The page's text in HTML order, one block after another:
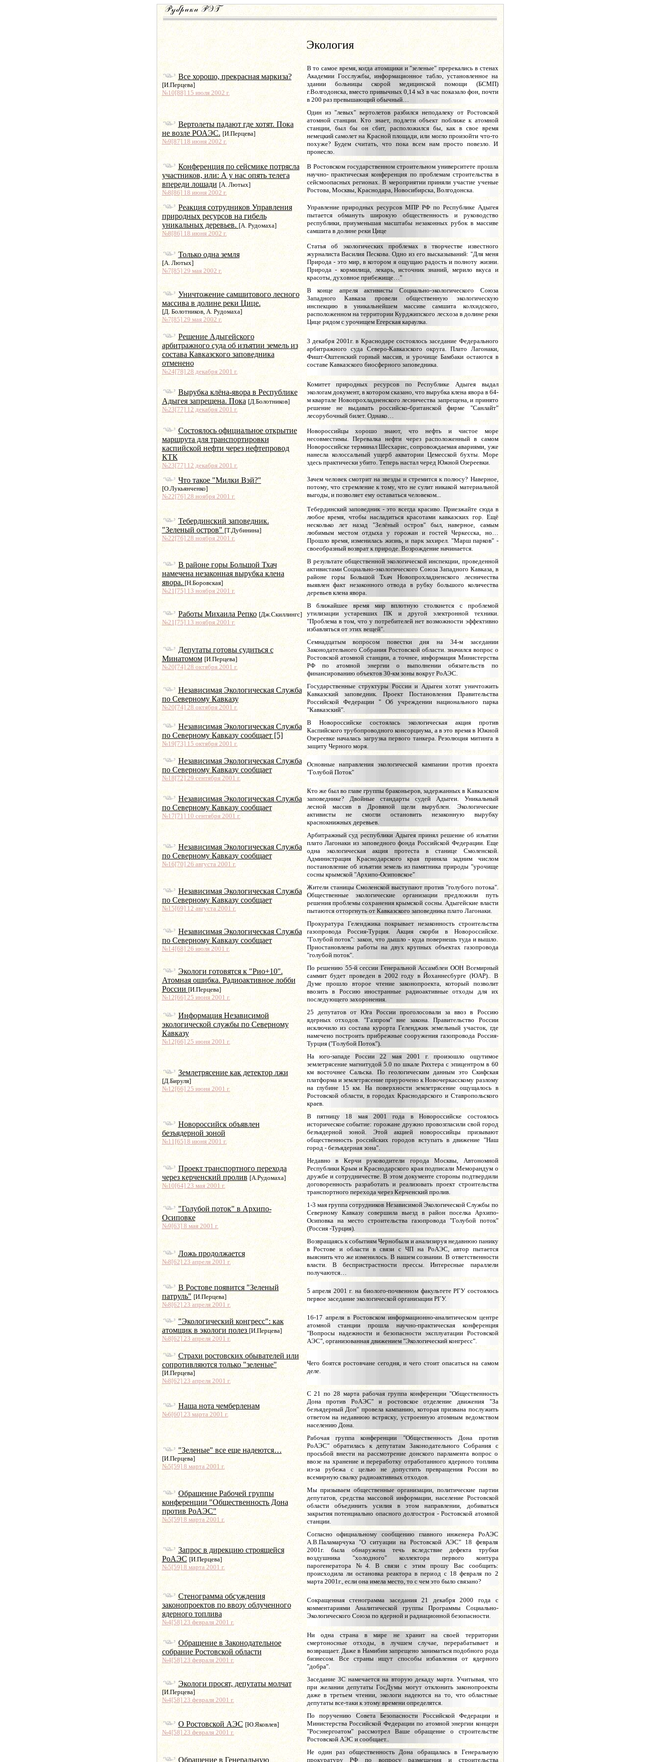
Экология
Все хорошо, прекрасная маркиза?
[И.Перцева]
№10[88] 15 июля 2002 г.
В то самое время, когда атомщики и "зеленые" пререкались в стенах
Академии Госслужбы, информационное табло, установленное на
здании больницы скорой медицинской помощи (БСМП)
г.Волгодонска, вместо привычных 0,14 мЗ в час показало фон, почти
в 200 раз превышающий обычный…
Вертолеты падают где хотят. Пока
не возле РОАЭС. [И.Перцева]
№9[87] 18 июня 2002 г.
Один из "левых" вертолетов разбился неподалеку от Ростовской
атомной станции. Кто знает, подлети объект поближе к атомной
станции, был бы он сбит, расположился бы, как в свое время
немецкий самолет на Красной площади, или могло произойти что-то
похуже? Будем считать, что пока всем нам просто повезло. И
пронесло.
Конференция по сейсмике потрясла
участников, или: А у нас опять телега
впереди лошади [А. Лютых]
№8[86] 18 июня 2002 г.
В Ростовском государственном строительном университете прошла
научно- практическая конференция по проблемам строительства в
сейсмоопасных регионах. В мероприятии приняли участие ученые
Ростова, Москвы, Краснодара, Новосибирска, Волгодонска.
Реакция сотрудников Управления
природных ресурсов на гибель
уникальных деревьев. [А. Рудомаха]
№8[86] 18 июня 2002 г.
Управление природных ресурсов МПР РФ по Республике Адыгея
пытается обмануть широкую общественность и руководство
республики, приуменьшая масштабы незаконных рубок в массиве
самшита в долине реки Цице
Только одна земля
[А. Лютых]
№7[85] 29 мая 2002 г.
Статья об экологических проблемах в творчестве известного
журналиста Василия Пескова. Одно из его высказываний: "Для меня
Природа - это мир, в котором я ощущаю радость и полноту жизни.
Природа - кормилица, лекарь, источник знаний, мерило вкуса и
красоты, духовное прибежище…"
Уничтожение самшитового лесного
массива в долине реки Цице.
[Д. Болотников, А. Рудомаха]
№7[85] 29 мая 2002 г.
В конце апреля активисты Социально-экологического Союза
Западного Кавказа провели общественную экологическую
инспекцию в уникальнейшем массиве самшита колхидского,
расположенном на территории Курджипского лесхоза в долине реки
Цице рядом с урочищем Егерская караулка.
Решение Адыгейского
арбитражного суда об изъятии земель из
состава Кавказского заповедника
отменено
№24[78] 28 декабря 2001 г.
3 декабря 2001г. в Краснодаре состоялось заседание Федерального
арбитражного суда Северо-Кавказского округа. Плато Лагонаки,
Фишт-Оштенский горный массив, и урочище Бамбаки остаются в
составе Кавказского биосферного заповедника.
Вырубка клёна-явора в Республике
Адыгея запрещена. Пока [Д.Болотников]
№23[77] 12 декабря 2001 г.
Комитет природных ресурсов по Республике Адыгея выдал
экологам документ, в котором сказано, что вырубка клена явора в 64-
м квартале Новопрохладненского лесничества запрещена, и принято
решение не выдавать российско-британской фирме "Санлайт"
лесорубочный билет. Однако…
Состоялось официальное открытие
маршрута для транспортировки
каспийской нефти через нефтепровод
КТК
№23[77] 12 декабря 2001 г.
Новороссийцы хорошо знают, что нефть и чистое море
несовместимы. Перевалка нефти через расположенный в самом
Новороссийске терминал Шесхарис, сопровождаемая авариями, уже
нанесла колоссальный ущерб акватории Цемесской бухты. Море
здесь практически убито. Теперь настал черед Южной Озереевки.
Что такое "Милки Вэй?"
[О.Лукьянченко]
№22[76] 28 ноября 2001 г.
Зачем человек смотрит на звезды и стремится к полюсу? Наверное,
потому, что стремление к тому, что не сулит никакой материальной
выгоды, и позволяет ему оставаться человеком...
Тебердинский заповедник.
"Зеленый остров" [Т.Дубинина]
№22[76] 28 ноября 2001 г.
Тебердинский заповедник - это всегда красиво. Приезжайте сюда в
любое время, чтобы насладиться красотами кавказских гор. Ещё
несколько лет назад "Зелёный остров" был, наверное, самым
любимым местом отдыха у горожан и гостей Черкесска, но…
Прошло время, изменилась жизнь, и парк захирел. "Марш парков" -
своеобразный возврат к природе. Возрождение начинается.
В районе горы Большой Тхач
намечена незаконная вырубка клена
явора. [Н.Боровская]
№21[75] 13 ноября 2001 г.
В результате общественной экологической инспекции, проведенной
активистами Социально-экологического Союза Западного Кавказа, в
районе горы Большой Тхач Новопрохладненского лесничества
выявлен факт незаконного отвода в рубку большого количества
деревьев клена явора.
Работы Михаила Репко [Дж.Скиллингс]
№21[75] 13 ноября 2001 г.
В ближайшее время мир вплотную столкнется с проблемой
утилизации устаревших ПК и другой электронной техники.
"Проблема в том, что у потребителей нет возможности эффективно
избавляться от этих вещей".
Депутаты готовы судиться с
Минатомом [И.Перцева]
№20[74] 28 октября 2001 г.
Семнадцатым вопросом повестки дня на 34-м заседании
Законодательного Собрания Ростовской области. значился вопрос о
Ростовской атомной станции, а точнее, информация Министерства
РФ по атомной энергии о выполнении обязательств по
финансированию объектов 30-км зоны вокруг РоАЭС.
Независимая Экологическая Служба
по Северному Кавказу
№20[74] 28 октября 2001 г.
Государственные структуры России и Адыгеи хотят уничтожить
Кавказский заповедник. Проект Постановления Правительства
Российской Федерации " Об учреждении национального парка
"Кавказский".
Независимая Экологическая Служба
по Северному Кавказу сообщает [5]
№19[73] 15 октября 2001 г.
В Новороссийске состоялась экологическая акция против
Каспийского трубопроводного консорциума, а в это время в Южной
Озереевке началась загрузка первого танкера. Резолюция митинга в
защиту Черного моря.
Независимая Экологическая Служба
по Северному Кавказу сообщает
№18[72] 29 сентября 2001 г.
Основные направления экологической кампании против проекта
"Голубой Поток"
Независимая Экологическая Служба
по Северному Кавказу сообщает
№17[71] 10 сентября 2001 г.
Кто же был во главе группы браконьеров, задержанных в Кавказском
заповеднике? Двойные стандарты судей Адыгеи. Уникальный
лесной массив в Дровяной щели вырублен. Экологические
активисты не смогли остановить незаконную вырубку
краснокнижных деревьев.
Независимая Экологическая Служба
по Северному Кавказу сообщает
№16[70] 26 августа 2001 г.
Арбитражный суд республики Адыгея принял решение об изъятии
плато Лагонаки из заповедного фонда Российской Федерации. Еще
одна экологическая акция протеста в станице Смоленской.
Администрация Краснодарского края приняла задним числом
постановление об изъятии земель из памятника природы "урочище
сосны крымской "Архипо-Осиповское"
Независимая Экологическая Служба
по Северному Кавказу сообщает
№15[69] 12 августа 2001 г.
Жители станицы Смоленской выступают против "голубого потока".
Общественные экологические организации предложили путь
решения проблемы сохранения крымской сосны. Адыгейские власти
пытаются отторгнуть от Кавказского заповедника плато Лагонаки.
Независимая Экологическая Служба
по Северному Кавказу сообщает
№14[68] 26 июля 2001 г.
Прокуратура Геленджика покрывает незаконность строительства
газопровода Россия-Турция. Акция скорби в Новороссийске.
"Голубой поток": закон, что дышло - куда повернешь туда и вышло.
Приостановлены работы на двух крупных объектах газопровода
"голубой поток".
Экологи готовятся к "Рио+10".
Атомная ошибка. Радиоактивное лобби
России [И.Перцева]
№12[66] 25 июня 2001 г.
По решению 55-й сессии Генеральной Ассамблеи ООН Всемирный
саммит будет проведен в 2002 году в Йоханнесбурге (ЮАР).. В
Думе прошло второе чтение законопроекта, который позволит
ввозить в Россию иностранные радиоактивные отходы для их
последующего захоронения.
Информация Независимой
экологической службы по Северному
Кавказу
№12[66] 25 июня 2001 г.
25 депутатов от Юга России проголосовали за ввоз в Россию
ядерных отходов. "Газпром" вне закона. Правительство России
исключило из состава курорта Геленджик земельный участок, где
намечено построить прибрежные сооружения газопровода Россия-
Турция ("Голубой Поток").
Землетрясение как детектор лжи
[Д.Бируля]
№12[66] 25 июня 2001 г.
На юго-западе России 22 мая 2001 г. произошло ощутимое
землетрясение магнитудой 5.0 по шкале Рихтера с эпицентром в 60
км восточнее Сальска. По геологическим данным это Скифская
платформа и землетрясение приурочено к Новочеркасскому разлому
на глубине 15 км. На поверхности землетрясение ощущалось в
Ростовской области, в городах Краснодарского и Ставропольского
краев.
Новороссийск объявлен
безъядерной зоной
№11[65] 8 июня 2001 г.
В пятницу 18 мая 2001 года в Новороссийске состоялось
историческое событие: горожане дружно провозгласили свой город
безъядерной зоной. Этой акцией новороссийцы призывают
общественность российских городов вступать в движение "Наш
город - безъядерная зона".
Проект транспортного перехода
через керченский пролив [А.Рудомаха]
№10[64] 23 мая 2001 г.
Недавно в Керчи руководители города Москвы, Автономной
Республики Крым и Краснодарского края подписали Меморандум о
дружбе и сотрудничестве. В этом документе стороны подтвердили
договоренность разработать и реализовать проект строительства
транспортного перехода через Керченский пролив.
"Голубой поток" в Архипо-
Осиповке
№9[63] 8 мая 2001 г.
1-3 мая группа сотрудников Независимой Экологической Службы по
Северному Кавказу совершила выезд в район поселка Архипо-
Осиповка на место строительства газопровода "Голубой поток"
(Россия -Турция).
Ложь продолжается
№8[62] 23 апреля 2001 г.
Возвращаясь к событиям Чернобыля и анализируя недавнюю панику
в Ростове и области в связи с ЧП на РоАЭС, автор пытается
выяснить что же изменилось. В нашем сознании. В ответственности
власти. В беспристрастности прессы. Интересные параллели
получаются…
В Ростове появится "Зеленый
патруль" [И.Перцева]
№8[62] 23 апреля 2001 г.
5 апреля 2001 г. на биолого-почвенном факультете РГУ состоялось
первое заседание экологической организации РГУ.
"Экологический конгресс": как
атомщик в экологи полез [И.Перцева]
№8[62] 23 апреля 2001 г.
16-17 апреля в Ростовском информационно-аналитическом центре
атомной станции прошла научно-практическая конференция
"Вопросы надежности и безопасности эксплуатации Ростовской
АЭС", организованная движением "Экологический конгресс".
Страхи ростовских обывателей или
сопротивляются только "зеленые"
[И.Перцева]
№8[62] 23 апреля 2001 г.
Чего боятся ростовчане сегодня, и чего стоит опасаться на самом
деле.
Наша нота чемберленам
№6[60] 23 марта 2001 г.
С 21 по 28 марта рабочая группа конференции "Общественность
Дона против РоАЭС" и ростовское отделение движения "За
безъядерный Дон" провела кампанию, которая призвана послужить
ответом на недавнюю встряску, устроенную атомным ведомством
населению Дона.
"Зеленые" все еще надеются…
[И.Перцева]
№5[59] 8 марта 2001 г.
Рабочая группа конференции "Общественность Дона против
РоАЭС" обратилась к депутатам Законодательного Собрания с
просьбой внести на рассмотрение донского парламента вопрос о
ввозе на хранение и переработку отработанного ядерного топлива
из-за рубежа с целью не допустить превращения России во
всемирную свалку радиоактивных отходов.
Обращение Рабочей группы
конференции "Общественность Дона
против РоАЭС"
№5[59] 8 марта 2001 г.
Мы призываем общественные организации, политические партии
депутатов, средства массовой информации, население Ростовской
области объединить усилия в этом направлении, добиваться
закрытия потенциально опасного долгостроя - Ростовской атомной
станции.
Запрос в дирекцию строящейся
РоАЭС [И.Перцева]
№5[59] 8 марта 2001 г.
Согласно официальному сообщению главного инженера РоАЭС
А.В.Паламарчука "О ситуации на Ростовской АЭС" 18 февраля
2001г. была обнаружена течь вследствие дефекта трубки
воздушника "холодного" коллектора первого контура
парогенератора №4. В связи с этим прошу Вас сообщить:
происходила ли остановка реактора в период с 18 февраля по 2
марта 2001г., если она имела место, то с чем это было связано?
Стенограмма обсуждения
законопроектов по ввозу облученного
ядерного топлива
№4[58] 23 февраля 2001 г.
Сокращенная стенограмма заседания 21 декабря 2000 года с
комментариями Аналитической группы Программы Социально-
Экологического Союза по ядерной и радиационной безопасности.
Обращение в Законодательное
собрание Ростовской области
№4[58] 23 февраля 2001 г.
Ни одна страна в мире не хранит на своей территории
смертоносные отходы, в лучшем случае, перерабатывает и
возвращает. Даже в Намибии запрещено заниматься подобного рода
бизнесом. Все страны ищут способы избавления от ядерного
"добра".
Экологи просят, депутаты молчат
[И.Перцева]
№4[58] 23 февраля 2001 г.
Заседание ЗС намечается на вторую декаду марта. Учитывая, что
при желании депутаты ГосДумы могут отклонить законопроекты
даже в третьем чтении, экологи надеются на то, что областные
депутаты все-таки к этому времени определятся.
О Ростовской АЭС [Ю.Яковлев]
№4[58] 23 февраля 2001 г.
По поручению Совета Безопасности Российской Федерации и
Министерства Российской Федерации по атомной энергии концерн
"Росэнергоатом" рассмотрел Ваше обращение о строительстве
Ростовской АЭС и сообщает..
Обращение в Генеральную
Не один раз общественность Дона обращалась в Генеральную
прокуратуру РФ по вопросу размещения и строительства